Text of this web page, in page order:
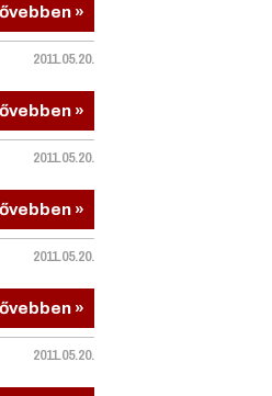
»
2011.05.20.
»
2011.05.20.
»
2011.05.20.
»
2011.05.20.